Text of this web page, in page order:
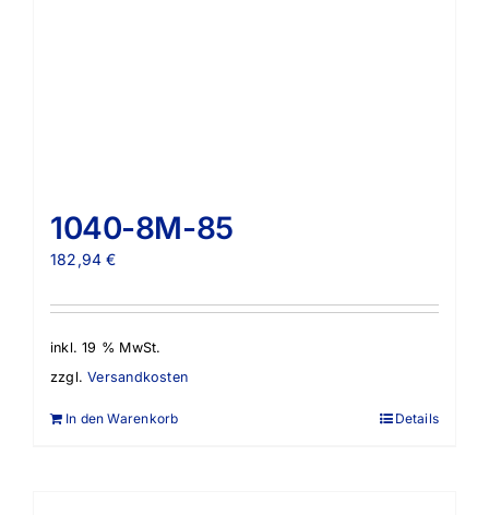
1040-8M-85
182,94€
inkl. 19 % MwSt.
zzgl.Versandkosten
In den Warenkorb Details